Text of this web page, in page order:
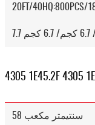
20FT/40HQ:800PCS/
4305 1E45.2F 4305
58 سنتيمتر مكعب